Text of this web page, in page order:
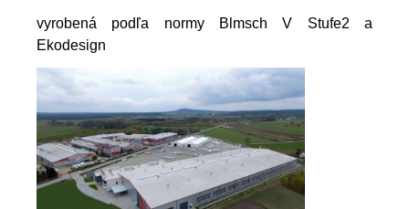
vyrobená podľa normy Blmsch V Stufe2 a
Ekodesign